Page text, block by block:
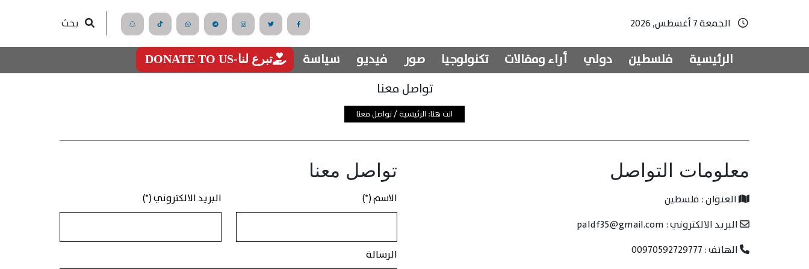
الجمعة 7 أغسطس, 2026 بحث
الرئيسية فلسطين دولي أراء ومقالات تكنولوجيا صور فيديو سياسة تبرع لنا-DONATE TO US
تواصل معنا
انت هنا: الرئيسية/تواصل معنا
معلومات التواصل
العنوان : فلسطين
البريد الالكتروني : paldf35@gmail.com
الهاتف : 00970592729777
تواصل معنا
الاسم (*) البريد الالكتروني (*)
الرسالة